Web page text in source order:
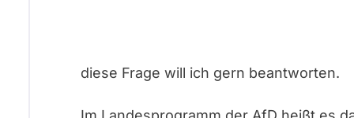
diese Frage will ich gern beantworten.